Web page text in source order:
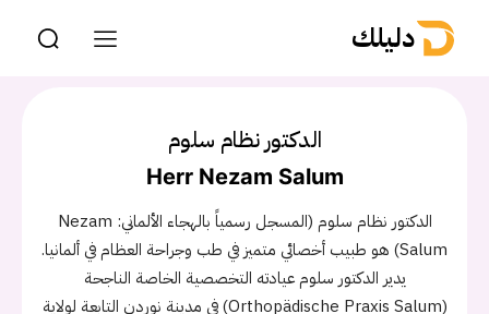
دليلك
الدكتور نظام سلوم
Herr Nezam Salum
الدكتور نظام سلوم (المسجل رسمياً بالهجاء الألماني: Nezam
Salum) هو طبيب أخصائي متميز في طب وجراحة العظام في ألمانيا.
يدير الدكتور سلوم عيادته التخصصية الخاصة الناجحة
(Orthopädische Praxis Salum) في مدينة نوردن التابعة لولاية